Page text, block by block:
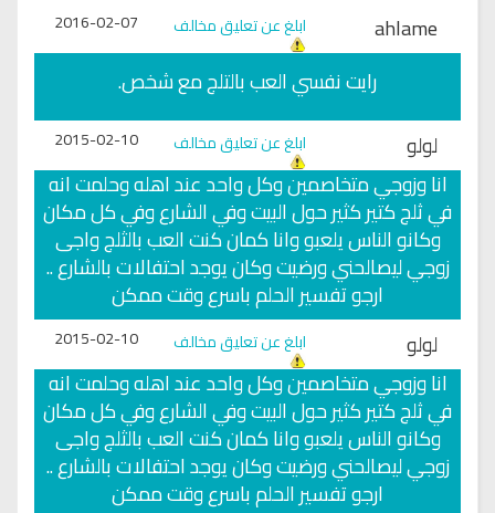
ahlame ابلغ عن تعليق مخالف 2016-02-07
رايت نفسي العب بالتلج مع شخص.
لولو
ابلغ عن تعليق مخالف 2015-02-10
انا وزوجي متخاصمين وكل واحد عند اهله وحلمت انه
في ثلج كتير كثير حول البيت وفي الشارع وفي كل مكان
وكانو الناس يلعبو وانا كمان كنت العب بالثلج واجى
زوجي ليصالحني ورضيت وكان يوجد احتفالات بالشارع ..
ارجو تفسير الحلم باسرع وقت ممكن
لولو
ابلغ عن تعليق مخالف 2015-02-10
انا وزوجي متخاصمين وكل واحد عند اهله وحلمت انه
في ثلج كتير كثير حول البيت وفي الشارع وفي كل مكان
وكانو الناس يلعبو وانا كمان كنت العب بالثلج واجى
زوجي ليصالحني ورضيت وكان يوجد احتفالات بالشارع ..
ارجو تفسير الحلم باسرع وقت ممكن